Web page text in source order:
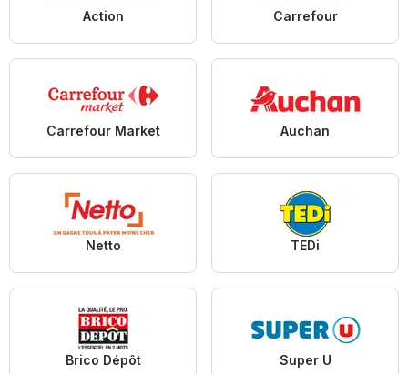
Action Carrefour
Carrefour Market Auchan
Netto TEDi
Brico Dépôt Super U